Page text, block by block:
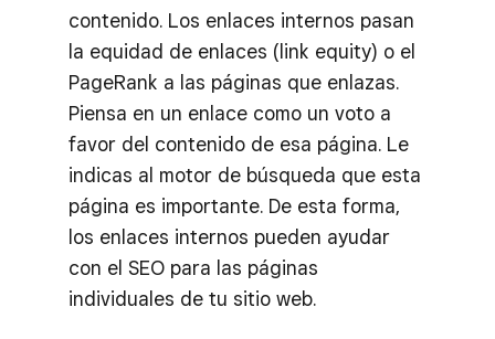
contenido. Los enlaces internos pasan
la equidad de enlaces (link equity) o el
PageRank a las páginas que enlazas.
Piensa en un enlace como un voto a
favor del contenido de esa página. Le
indicas al motor de búsqueda que esta
página es importante. De esta forma,
los enlaces internos pueden ayudar
con el SEO para las páginas
individuales de tu sitio web.